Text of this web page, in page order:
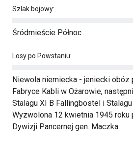
Szlak bojowy:
Śródmieście Północ
Losy po Powstaniu:
Niewola niemiecka - jeniecki obóz
Fabryce Kabli w Ożarowie,
Stalagu XI B Fallingbostel i Stalagu
Wyzwolona 12 kwietnia 1945 roku
Dywizji Pancernej gen. Maczka